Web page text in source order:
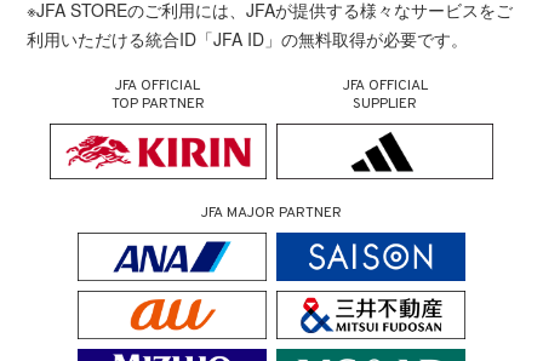
※JFA STOREのご利用には、JFAが提供する様々なサービスをご
利用いただける統合ID「JFA ID」の無料取得が必要です。
JFA OFFICIAL
TOP PARTNER
JFA OFFICIAL
SUPPLIER
JFA MAJOR PARTNER